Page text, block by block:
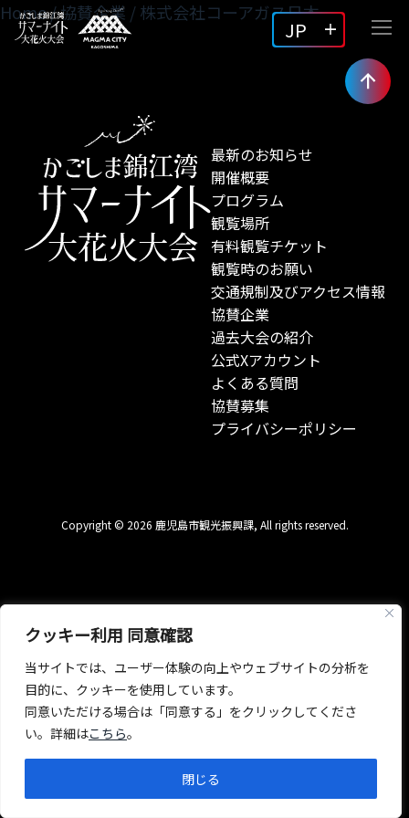
クッキー利用 同意確認
当サイトでは、ユーザー体験の向上やウェブサイトの分析を
目的に、クッキーを使用しています。
同意いただける場合は「同意する」をクリックしてくださ
い。詳細はこちら。
閉じる
JP
Home/協賛企業 /株式会社コーアガス日本
最新のお知らせ
開催概要
プログラム
観覧場所
有料観覧チケット
観覧時のお願い
交通規制及びアクセス情報
協賛企業
過去大会の紹介
公式Xアカウント
よくある質問
協賛募集
プライバシーポリシー
Copyright © 2026 鹿児島市観光振興課, All rights reserved.